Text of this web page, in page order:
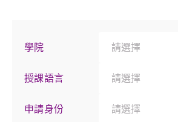
學院 請選擇
授課語言 請選擇
申請身份 請選擇